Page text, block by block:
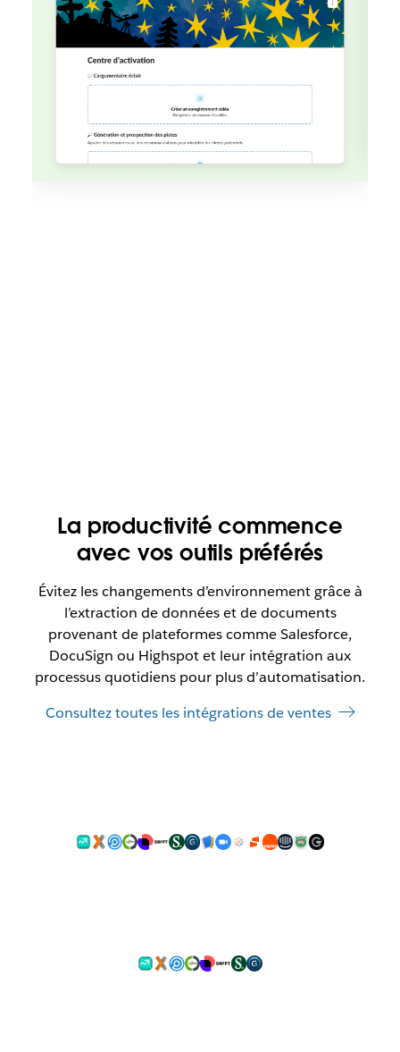
La productivité commence
avec vos outils préférés
Évitez les changements d’environnement grâce à
l’extraction de données et de documents
provenant de plateformes comme Salesforce,
DocuSign ou Highspot et leur intégration aux
processus quotidiens pour plus d’automatisation.
Consultez toutes les intégrations de ventes